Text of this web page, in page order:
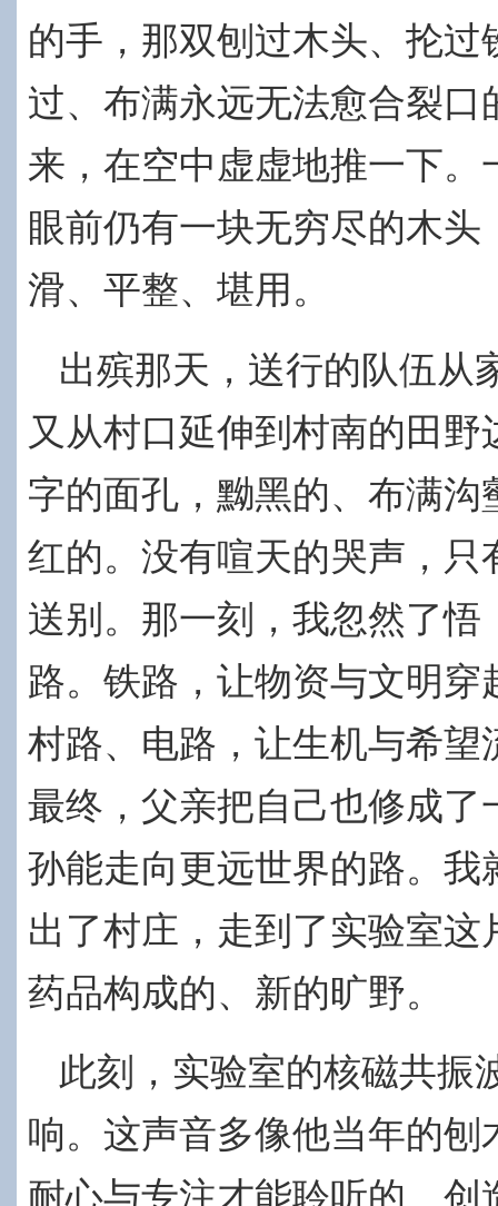
的手，那双刨过木头、抡
过、布满永远无法愈合裂口
来，在空中虚虚地推一下。
眼前仍有一块无穷尽的木
滑、平整、堪用。
出殡那天，送行的队伍从
又从村口延伸到村南的田
字的面孔，黝黑的、布满沟
红的。没有喧天的哭声，只
送别。那一刻，我忽然了悟
路。铁路，让物资与文明
村路、电路，让生机与希望
最终，父亲把自己也修成
孙能走向更远世界的路。我
出了村庄，走到了实验室这
药品构成的、新的旷野。
此刻，实验室的核磁共振
响。这声音多像他当年的刨
耐心与专注才能聆听的、创